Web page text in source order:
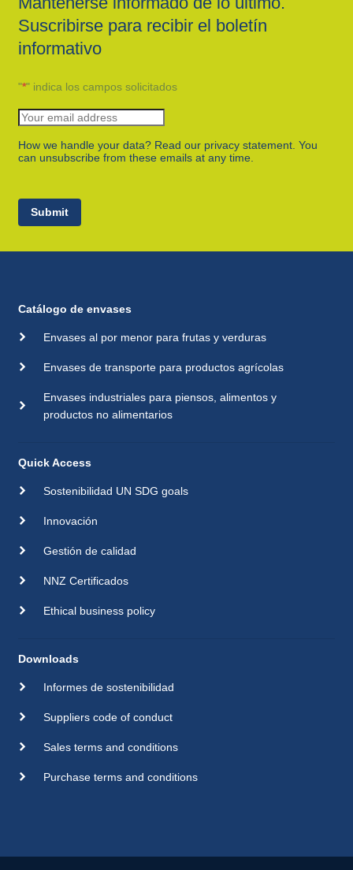
Suscribirse para recibir el boletín
informativo
"*" indica los campos solicitados
How we handle your data? Read our privacy statement. You
can unsubscribe from these emails at any time.
Submit
Catálogo de envases
Envases al por menor para frutas y verduras
Envases de transporte para productos agrícolas
Envases industriales para piensos, alimentos y
productos no alimentarios
Quick Access
Sostenibilidad UN SDG goals
Innovación
Gestión de calidad
NNZ Certificados
Ethical business policy
Downloads
Informes de sostenibilidad
Suppliers code of conduct
Sales terms and conditions
Purchase terms and conditions